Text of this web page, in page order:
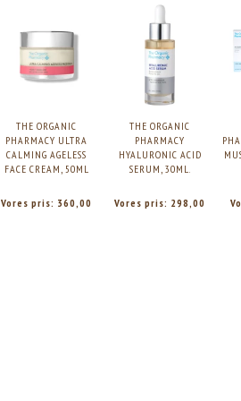
THE ORGANIC
PHARMACY ULTRA
CALMING AGELESS
FACE CREAM, 50ML
Vores pris: 360,00
THE ORGANIC
PHARMACY
HYALURONIC ACID
SERUM, 30ML.
Vores pris: 298,00